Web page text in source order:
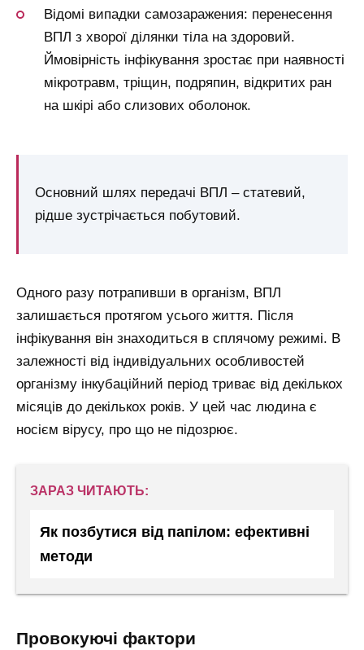
Відомі випадки самозаражения: перенесення
ВПЛ з хворої ділянки тіла на здоровий.
Ймовірність інфікування зростає при наявності
мікротравм, тріщин, подряпин, відкритих ран
на шкірі або слизових оболонок.
Основний шлях передачі ВПЛ – статевий,
рідше зустрічається побутовий.
Одного разу потрапивши в організм, ВПЛ
залишається протягом усього життя. Після
інфікування він знаходиться в сплячому режимі. В
залежності від індивідуальних особливостей
організму інкубаційний період триває від декількох
місяців до декількох років. У цей час людина є
носієм вірусу, про що не підозрює.
ЗАРАЗ ЧИТАЮТЬ:
Як позбутися від папілом: ефективні
методи
провокуючі фактори